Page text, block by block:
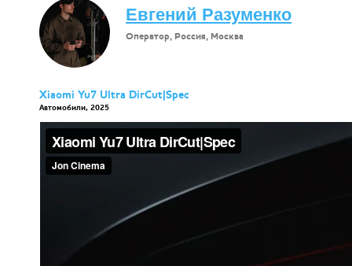
Евгений Разуменко
Оператор, Россия, Москва
Xiaomi Yu7 Ultra DirCut|Spec
Автомобили, 2025